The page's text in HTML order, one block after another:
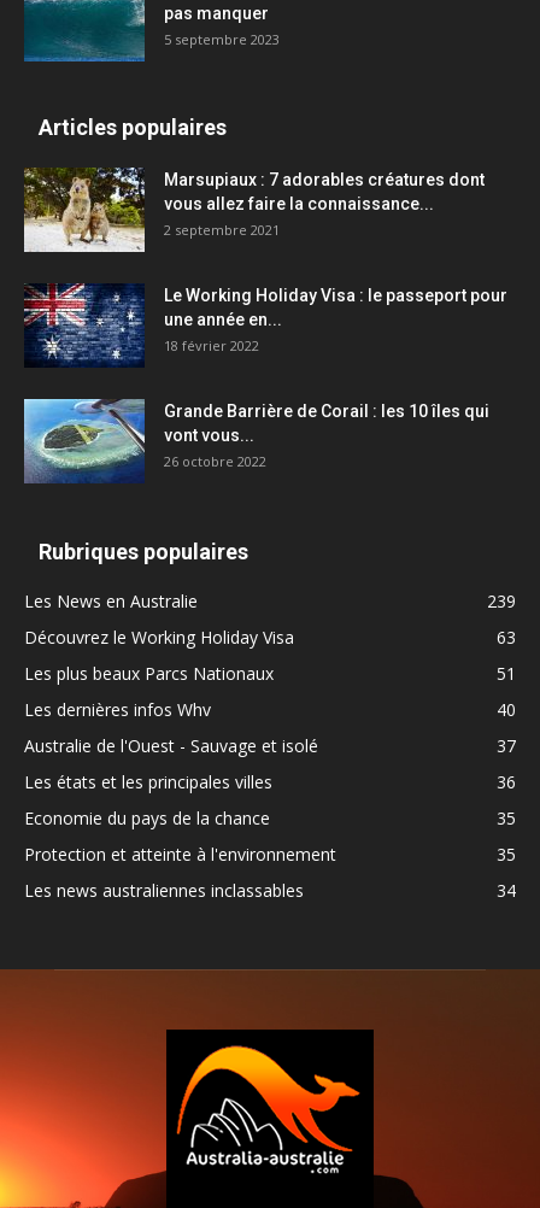
pas manquer
5 septembre 2023
Articles populaires
Marsupiaux : 7 adorables créatures dont
vous allez faire la connaissance...
2 septembre 2021
Le Working Holiday Visa : le passeport pour
une année en...
18 février 2022
Grande Barrière de Corail : les 10 îles qui
vont vous...
26 octobre 2022
Rubriques populaires
Les News en Australie
239
Découvrez le Working Holiday Visa
63
Les plus beaux Parcs Nationaux
51
Les dernières infos Whv
40
Australie de l'Ouest - Sauvage et isolé
37
Les états et les principales villes
36
Economie du pays de la chance
35
Protection et atteinte à l'environnement
35
Les news australiennes inclassables
34